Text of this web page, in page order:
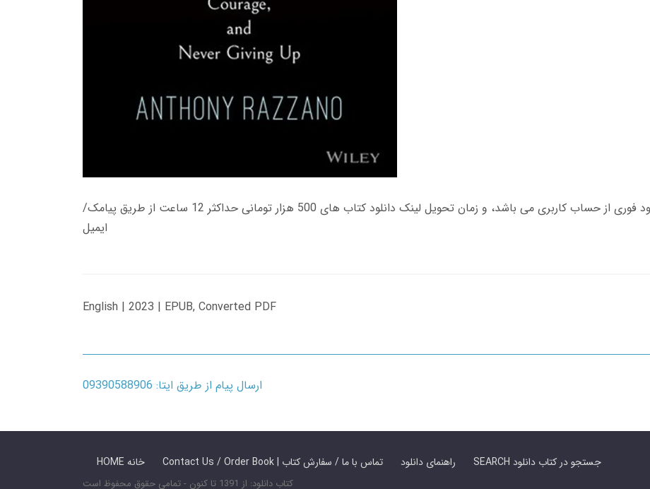
زمان تحویل کتاب های 600 هزار تومانی دانلود فوری از حساب کاربری می باشد، و زمان تحویل لینک دانلود کتاب های 500 هزار تومانی حداکثر 12 ساعت از طریق پیامک/
ایمیل
English | 2023 | EPUB, Converted PDF
ارسال پیام از طریق ایتا: 09390588906
HOME خانه Contact Us / Order Book | تماس با ما / سفارش کتاب راهنمای دانلود SEARCH جستجو در کتاب دانلود
کتاب دانلود: از 1391 تا کنون - تمامی حقوق محفوظ است